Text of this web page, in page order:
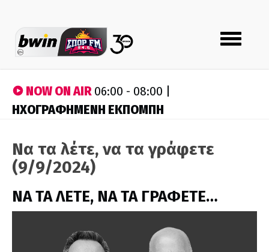
Toggle
navigation
NOW ON AIR06:00 - 08:00 |
ΗΧΟΓΡΑΦΗΜΕΝΗ ΕΚΠΟΜΠΗ
Να τα λέτε, να τα γράφετε
(9/9/2024)
ΝΑ ΤΑ ΛΕΤΕ, ΝΑ ΤΑ ΓΡΑΦΕΤΕ…